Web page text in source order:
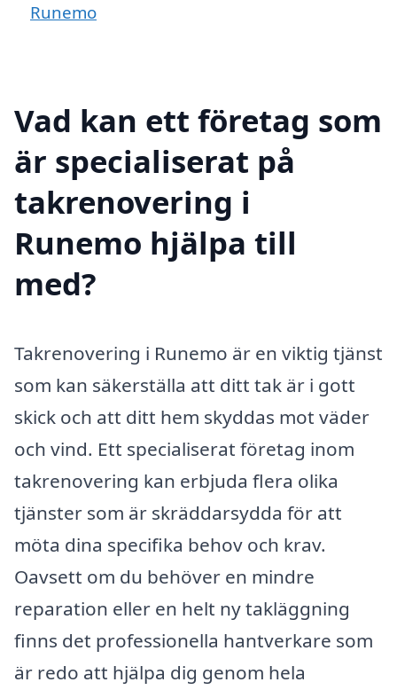
Runemo
Vad kan ett företag som
är specialiserat på
takrenovering i
Runemo hjälpa till
med?
Takrenovering i Runemo är en viktig tjänst
som kan säkerställa att ditt tak är i gott
skick och att ditt hem skyddas mot väder
och vind. Ett specialiserat företag inom
takrenovering kan erbjuda flera olika
tjänster som är skräddarsydda för att
möta dina specifika behov och krav.
Oavsett om du behöver en mindre
reparation eller en helt ny takläggning
finns det professionella hantverkare som
är redo att hjälpa dig genom hela